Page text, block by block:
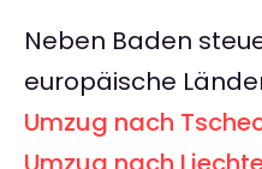
Neben Baden
europäische
Umzug nach